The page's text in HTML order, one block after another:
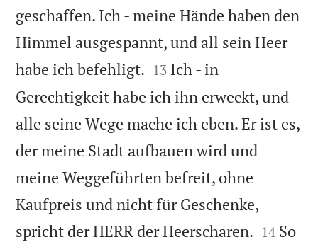
geschaffen. Ich - meine Hände haben den
Himmel ausgespannt, und all sein Heer
habe ich befehligt. 

13 Ich - in
Gerechtigkeit habe ich ihn erweckt, und
alle seine Wege mache ich eben. Er ist es,
der meine Stadt aufbauen wird und
meine Weggeführten befreit, ohne
Kaufpreis und nicht für Geschenke,
spricht der HERR der Heerscharen. 

14 So